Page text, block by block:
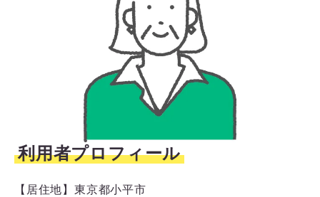
利用者プロフィール
【居住地】 東京都小平市